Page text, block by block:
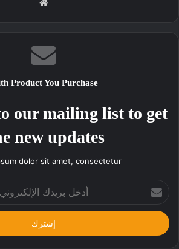
Product You Purchase
our mailing list to get
new updates!
dolor sit amet, consectetur.
بريدك
الإلكتروني